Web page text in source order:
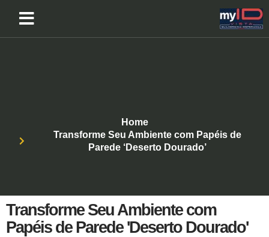
Home
Transforme Seu Ambiente com Papéis de
Parede ‘Deserto Dourado’
Transforme Seu Ambiente com
Papéis de Parede 'Deserto Dourado'